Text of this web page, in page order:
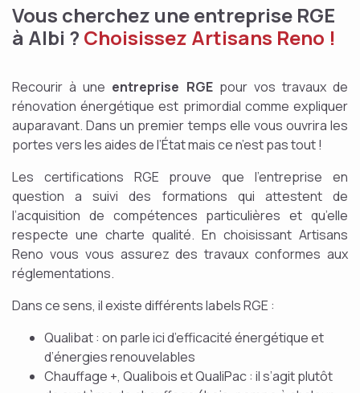
Vous cherchez une entreprise RGE
à Albi ? Choisissez Artisans Reno !
Recourir à une entreprise RGE pour vos travaux de
rénovation énergétique est primordial comme expliquer
auparavant. Dans un premier temps elle vous ouvrira les
portes vers les aides de l’État mais ce n’est pas tout !
Les certifications RGE prouve que l’entreprise en
question a suivi des formations qui attestent de
l’acquisition de compétences particulières et qu’elle
respecte une charte qualité. En choisissant Artisans
Reno vous vous assurez des travaux conformes aux
réglementations.
Dans ce sens, il existe différents labels RGE :
Qualibat : on parle ici d’efficacité énergétique et
d’énergies renouvelables
Chauffage +, Qualibois et QualiPac : il s’agit plutôt